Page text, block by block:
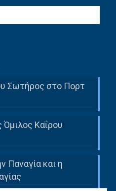
Σωτήρος στο Πορτ
Όμιλος Καΐρου
Παναγία και η